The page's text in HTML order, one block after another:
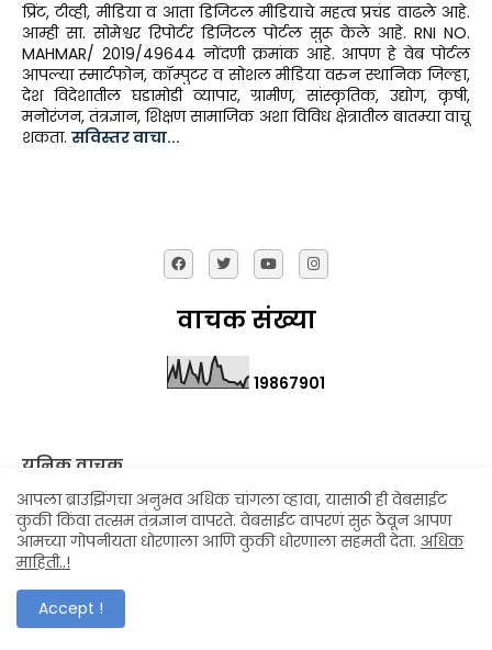
प्रिंट, टीव्ही, मीडिया व आता डिजिटल मीडियाचे महत्व प्रचंड वाढले आहे.
आम्ही सा. सोमेश्वर रिपोर्टर डिजिटल पोर्टल सुरू केले आहे. RNI NO.
MAHMAR/ 2019/49644 नोंदणी क्रमांक आहे. आपण हे वेब पोर्टल
आपल्या स्मार्टफोन, कॉम्पुटर व सोशल मीडिया वरुन स्थानिक जिल्हा,
देश विदेशातील घडामोडी व्यापार, ग्रामीण, सांस्कृतिक, उद्योग, कृषी,
मनोरंजन, तंत्रज्ञान, शिक्षण सामाजिक अशा विविध क्षेत्रातील बातम्या वाचू
शकता. सविस्तर वाचा...
वाचक संख्या
19867901
युनिक वाचक
Quick Link
मुंबई - Mumbai
ठाणे - Thane
आपला ब्राउझिंगचा अनुभव अधिक चांगला व्हावा, यासाठी ही वेबसाईट
कुकी किंवा तत्सम तंत्रज्ञान वापरते. वेबसाईट वापरणं सुरू ठेवून आपण
आमच्या गोपनीयता धोरणाला आणि कुकी धोरणाला सहमती देता. अधिक
माहिती..!
Accept !